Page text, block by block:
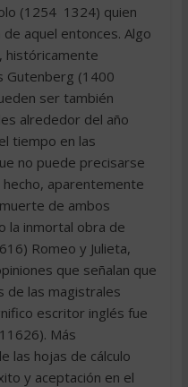
(1254  1324) quien
aquel entonces. Algo
históricamente
(1400 
ser también
alrededor del año
tiempo en las
no puede precisarse
aparentemente
de ambos
la inmortal obra de
Romeo y Julieta,
que señalan que
de las magistrales
escritor inglés fue
Más
las hojas de cálculo
y aceptación en el